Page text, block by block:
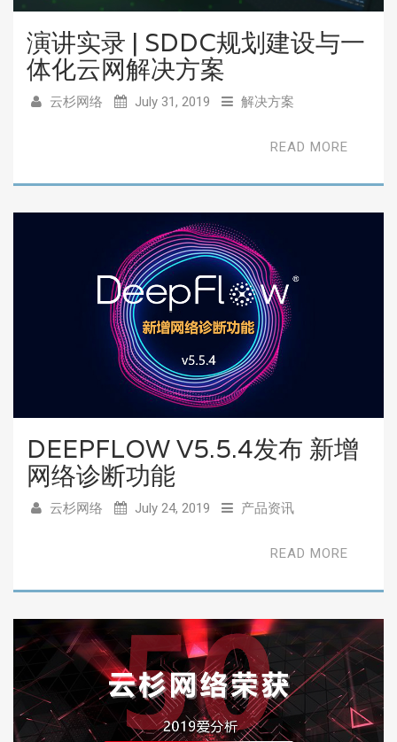
演讲实录 | SDDC规划建设与一
体化云网解决方案
云杉网络 July 31, 2019 解决方案
READ MORE
DEEPFLOW V5.5.4发布 新增
网络诊断功能
云杉网络 July 24, 2019 产品资讯
READ MORE